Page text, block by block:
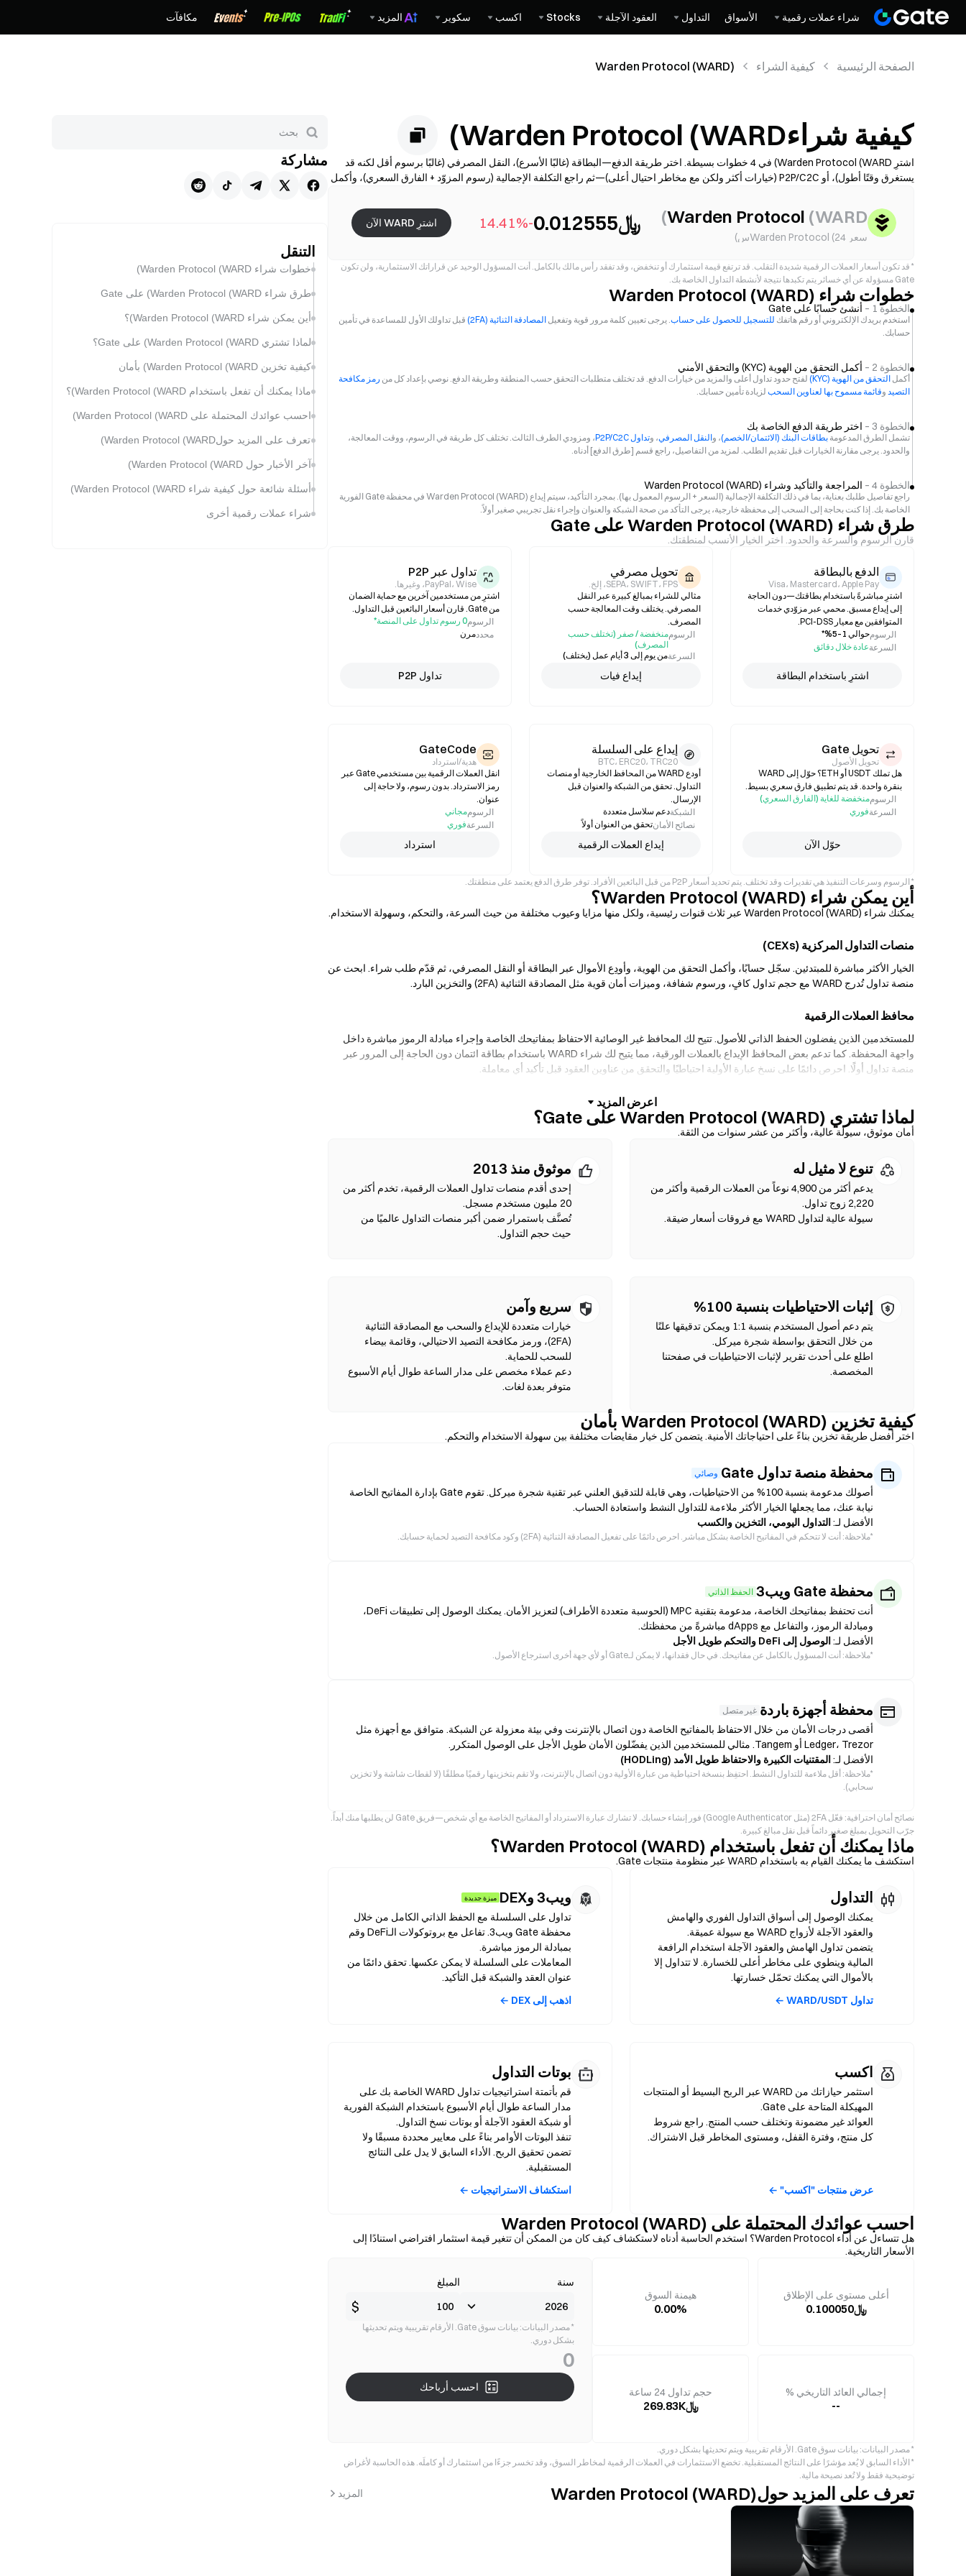
شراء عملات رقمية الأسواق التداول العقود الآجلة Stocks اكسب سكوير المزيد مكافآت
الصفحة الرئيسية كيفية الشراء Warden Protocol (WARD)
كيفية شراءWarden Protocol (WARD)
اشترِ Warden Protocol (WARD) في 4 خطوات بسيطة. اختر طريقة الدفع—البطاقة (غالبًا الأسرع)، النقل المصرفي (غالبًا برسوم أقل لكنه قد
يستغرق وقتًا أطول)، أو P2P/C2C (خيارات أكثر ولكن مع مخاطر احتيال أعلى)—ثم راجع التكلفة الإجمالية (رسوم المزوّد + الفارق السعري)، وأكمل
حسب المنطقة والمزوّد.
Warden Protocol (WARD
)
سعر Warden Protocol (24س)
﷼0.012555 -14.41% اشترِ WARD الآن
* قد تكون أسعار العملات الرقمية شديدة التقلب. قد ترتفع قيمة استثمارك أو تنخفض، وقد تفقد رأس مالك بالكامل. أنت المسؤول الوحيد عن قراراتك الاستثمارية، ولن تكون
Gate مسؤولة عن أي خسائر يتم تكبدها نتيجة لأنشطة التداول الخاصة بك.
خطوات شراء Warden Protocol (WARD)
الخطوة 1 – أنشئ حسابًا على Gate
استخدم بريدك الإلكتروني أو رقم هاتفك للتسجيل للحصول على حساب. يرجى تعيين كلمة مرور قوية وتفعيل المصادقة الثنائية (2FA)
قبل تداولك الأول للمساعدة في تأمين
حسابك.
الخطوة 2 – أكمل التحقق من الهوية (KYC) والتحقق الأمني
أكمل التحقق من الهوية (KYC) لفتح حدود تداول أعلى والمزيد من خيارات الدفع. قد تختلف متطلبات التحقق حسب المنطقة وطريقة الدفع. نوصي بإعداد كل من رمز مكافحة
التصيد وقائمة مسموح بها لعناوين السحب لزيادة تأمين حسابك.
الخطوة 3 – اختر طريقة الدفع الخاصة بك
تشمل الطرق المدعومة بطاقات البنك (الائتمان/الخصم)، والنقل المصرفي، وتداول P2P/C2C
، ومزودي الطرف الثالث. تختلف كل طريقة في الرسوم، ووقت المعالجة،
والحدود. يرجى مقارنة الخيارات قبل تقديم الطلب. لمزيد من التفاصيل، راجع قسم [طرق الدفع] أدناه.
الخطوة 4 – المراجعة والتأكيد وشراء Warden Protocol (WARD)
راجع تفاصيل طلبك بعناية، بما في ذلك التكلفة الإجمالية (السعر + الرسوم المعمول بها). بمجرد التأكيد، سيتم إيداع Warden Protocol (WARD) في محفظة Gate الفورية
الخاصة بك. إذا كنت بحاجة إلى السحب إلى محفظة خارجية، يرجى التأكد من صحة الشبكة والعنوان وإجراء نقل تجريبي صغير أولاً.
طرق شراء Warden Protocol (WARD) على Gate
قارن الرسوم والسرعة والحدود. اختر الخيار الأنسب لمنطقتك.
الدفع بالبطاقة
Visa، Mastercard، Apple Pay
اشترِ مباشرةً باستخدام بطاقتك—دون الحاجة
إلى إيداع مسبق. محمي عبر مزوّدي خدمات
المتوافقين مع معيار PCI-DSS.
الرسومحوالي 1–5%*
السرعةعادة خلال دقائق
اشترِ باستخدام البطاقة
تحويل مصرفي
SEPA، SWIFT، FPS، إلخ.
مثالي للشراء بمبالغ كبيرة عبر النقل
المصرفي. يختلف وقت المعالجة حسب
المصرف.
الرسوممنخفضة / صفر (تختلف حسب
المصرف)
السرعةمن يوم إلى 3 أيام عمل (يختلف)
إيداع فيات
تداول عبر P2P
PayPal، Wise، وغيرها.
اشترِ من مستخدمين آخرين مع حماية الضمان
من Gate. قارن أسعار البائعين قبل التداول.
الرسوم0 رسوم تداول على المنصة*
محددمرن
تداول P2P
تحويل Gate
تحويل الأصول
هل تملك USDT أو ETH؟ حوّل إلى WARD
بنقرة واحدة. قد يتم تطبيق فارق سعري بسيط.
الرسوممنخفضة للغاية (الفارق السعري)
السرعةفوري
حوّل الآن
إيداع على السلسلة
BTC، ERC20، TRC20
أودع WARD من المحافظ الخارجية أو منصات
التداول. تحقق من الشبكة والعنوان قبل
الإرسال.
الشبكةدعم سلاسل متعددة
نصائح الأمانتحقق من العنوان أولاً
إيداع العملات الرقمية
GateCode
هدية/استرداد
انقل العملات الرقمية بين مستخدمي Gate عبر
رمز الاسترداد. بدون رسوم، ولا حاجة إلى
عنوان.
الرسوممجاني
السرعةفوري
استرداد
* الرسوم وسرعات التنفيذ هي تقديرات وقد تختلف. يتم تحديد أسعار P2P من قبل البائعين الأفراد. توفر طرق الدفع يعتمد على منطقتك.
أين يمكن شراء Warden Protocol (WARD)؟
يمكنك شراء Warden Protocol (WARD) عبر ثلاث قنوات رئيسية، ولكل منها مزايا وعيوب مختلفة من حيث السرعة، والتحكم، وسهولة الاستخدام.
منصات التداول المركزية (CEXs)
الخيار الأكثر مباشرة للمبتدئين. سجّل حسابًا، وأكمل التحقق من الهوية، وأودِع الأموال عبر البطاقة أو النقل المصرفي، ثم قدّم طلب شراء. ابحث عن
منصة تداول تُدرج WARD مع حجم تداول كافٍ، ورسوم شفافة، وميزات أمان قوية مثل المصادقة الثنائية (2FA) والتخزين البارد.
محافظ العملات الرقمية
للمستخدمين الذين يفضلون الحفظ الذاتي للأصول. تتيح لك المحافظ غير الوصائية الاحتفاظ بمفاتيحك الخاصة وإجراء مبادلة الرموز مباشرة داخل
واجهة المحفظة. كما تدعم بعض المحافظ الإيداع بالعملات الورقية، مما يتيح لك شراء WARD باستخدام بطاقة ائتمان دون الحاجة إلى المرور عبر
منصة تداول أولًا. احرص دائمًا على نسخ عبارة الأولية احتياطيًا والتحقق من عناوين العقود قبل تأكيد أي معاملة.
تداول مباشرة بين الأفراد دون وسطاء. تستخدم منصات الـDEXs العقود الذكية لتنفيذ عمليات المبادلة على السلسلة—دون الحاجة للتسجيل أو
التحقق من الهوية. قم بتوصيل محفظة متوافقة، اختر زوج الرموز الخاص بك، واختر نسبة الانزلاق السعري، ثم أكد عملية المبادلة. يرجى ملاحظة أن
لماذا تشتري Warden Protocol (WARD) على Gate؟
أمان موثوق، سيولة عالية، وأكثر من عشر سنوات من الثقة.
تنوع لا مثيل له
يدعم أكثر من 4,900 نوعاً من العملات الرقمية وأكثر من
سيولة عالية لتداول WARD مع فروقات أسعار ضيقة.
موثوق منذ 2013
إحدى أقدم منصات تداول العملات الرقمية، تخدم أكثر من
تُصنَّف باستمرار ضمن أكبر منصات التداول عالميًا من
حيث حجم التداول.
إثبات الاحتياطيات بنسبة 100%
يتم دعم أصول المستخدم بنسبة 1:1 ويمكن تدقيقها علنًا
اطلع على أحدث تقرير لإثبات الاحتياطيات في صفحتنا
المخصصة.
سريع وآمن
خيارات متعددة للإيداع والسحب مع المصادقة الثنائية
(2FA)، ورمز مكافحة التصيد الاحتيالي، وقائمة بيضاء
دعم عملاء مخصص على مدار الساعة طوال أيام الأسبوع
متوفر بعدة لغات.
كيفية تخزين Warden Protocol (WARD) بأمان
اختر أفضل طريقة تخزين بناءً على احتياجاتك الأمنية. يتضمن كل خيار مقايضات مختلفة بين سهولة الاستخدام والتحكم.
محفظة منصة تداول Gate وصائي
أصولك مدعومة بنسبة 100% من الاحتياطيات، وهي قابلة للتدقيق العلني عبر تقنية شجرة ميركل. تقوم Gate بإدارة المفاتيح الخاصة
نيابة عنك، مما يجعلها الخيار الأكثر ملاءمة للتداول النشط واستعادة الحساب.
الأفضل لـ:التداول اليومي، التخزين والكسب
*ملاحظة: أنت لا تتحكم في المفاتيح الخاصة بشكل مباشر. احرص دائمًا على تفعيل المصادقة الثنائية (2FA) وكود مكافحة التصيد لحماية حسابك.
محفظة Gate ويب3 الحفظ الذاتي
أنت تحتفظ بمفاتيحك الخاصة، مدعومة بتقنية MPC (الحوسبة متعددة الأطراف) لتعزيز الأمان. يمكنك الوصول إلى تطبيقات DeFi،
ومبادلة الرموز، والتفاعل مع dApps مباشرةً من محفظتك.
الأفضل لـ:الوصول إلى DeFi والتحكم طويل الأجل
*ملاحظة: أنت المسؤول بالكامل عن مفاتيحك. في حال فقدانها، لا يمكن لـGate أو لأي جهة أخرى استرجاع الأصول.
محفظة أجهزة باردة غير متصل
أقصى درجات الأمان من خلال الاحتفاظ بالمفاتيح الخاصة دون اتصال بالإنترنت وفي بيئة معزولة عن الشبكة. متوافق مع أجهزة مثل
Ledger، Trezor أو Tangem. مثالي للمستخدمين الذين يفضّلون الأمان طويل الأجل على الوصول المتكرر.
الأفضل لـ:المقتنيات الكبيرة والاحتفاظ طويل الأمد (HODLing)
*ملاحظة: أقل ملاءمة للتداول النشط. احتفِظ بنسخة احتياطية من عبارة الأولية دون اتصال بالإنترنت، ولا تقم بتخزينها رقميًا مطلقًا (لا لقطات شاشة ولا تخزين
سحابي).
نصائح أمان احترافية: فعّل 2FA (مثل Google Authenticator) فور إنشاء حسابك. لا تشارك عبارة الاسترداد أو المفاتيح الخاصة مع أي شخص—فريق Gate لن يطلبها منك أبداً.
جرّب التحويل بمبلغ صغير دائماً قبل نقل مبالغ كبيرة.
ماذا يمكنك أن تفعل باستخدام Warden Protocol (WARD)؟
استكشف ما يمكنك القيام به باستخدام WARD عبر منظومة منتجات Gate.
التداول
يمكنك الوصول إلى أسواق التداول الفوري والهامش
يتضمن تداول الهامش والعقود الآجلة استخدام الرافعة
المالية وينطوي على مخاطر أعلى للخسارة. لا تتداول إلا
بالأموال التي يمكنك تحمّل خسارتها.
تداول WARD/USDT ←
ويب3 وDEX ميزة جديدة
تداول على السلسلة مع الحفظ الذاتي الكامل من خلال
محفظة Gate ويب3. تفاعل مع بروتوكولات الـDeFi وقم
المعاملات على السلسلة لا يمكن عكسها. تحقق دائمًا من
عنوان العقد والشبكة قبل التأكيد.
اذهب إلى DEX ←
اكسب
استثمر حيازاتك من WARD عبر الربح البسيط أو المنتجات
العوائد غير مضمونة وتختلف حسب المنتج. راجع شروط
كل منتج، وفترة القفل، ومستوى المخاطر قبل الاشتراك.
عرض منتجات "اكسب" ←
بوتات التداول
قم بأتمتة استراتيجيات تداول WARD الخاصة بك على
مدار الساعة طوال أيام الأسبوع باستخدام الشبكة الفورية
تنفذ البوتات الأوامر بناءً على معايير محددة مسبقًا ولا
تضمن تحقيق الربح. الأداء السابق لا يدل على النتائج
المستقبلية.
استكشاف الاستراتيجيات ←
احسب عوائدك المحتملة على Warden Protocol (WARD)
هل تتساءل عن أداء Warden Protocol؟ استخدم الحاسبة أدناه لاستكشاف كيف كان من الممكن أن تتغير قيمة استثمار افتراضي استنادًا إلى
الأسعار التاريخية.
أعلى مستوى على الإطلاق
﷼0.100050
هيمنة السوق
0.00%
إجمالي العائد التاريخي %
--
حجم تداول 24 ساعة
﷼269.83K
سنة المبلغ
$
* مصدر البيانات: بيانات سوق Gate. الأرقام تقريبية ويتم تحديثها
بشكل دوري.
0
احسب أرباحك
* مصدر البيانات: بيانات سوق Gate. الأرقام تقريبية ويتم تحديثها بشكل دوري.
* الأداء السابق لا يُعد مؤشرًا على النتائج المستقبلية. تخضع الاستثمارات في العملات الرقمية لمخاطر السوق، وقد تخسر جزءًا من استثمارك أو كاملَه. هذه الحاسبة لأغراض
توضيحية فقط ولا تُعد نصيحة مالية.
تعرف على المزيد حولWarden Protocol (WARD) المزيد
مشاركة
التنقل
خطوات شراء Warden Protocol (WARD)
طرق شراء Warden Protocol (WARD) على Gate
أين يمكن شراء Warden Protocol (WARD)؟
لماذا تشتري Warden Protocol (WARD) على Gate؟
كيفية تخزين Warden Protocol (WARD) بأمان
ماذا يمكنك أن تفعل باستخدام Warden Protocol (WARD)؟
احسب عوائدك المحتملة على Warden Protocol (WARD)
تعرف على المزيد حولWarden Protocol (WARD)
آخر الأخبار حول Warden Protocol (WARD)
أسئلة شائعة حول كيفية شراء Warden Protocol (WARD)
شراء عملات رقمية أخرى